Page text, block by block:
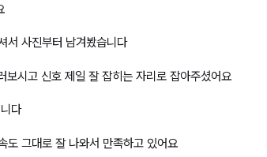
서 사진부터 남겨봤습니다
시고 신호 제일 잘 잡히는 자리로 잡아주셨어요
다
도 그대로 잘 나와서 만족하고 있어요